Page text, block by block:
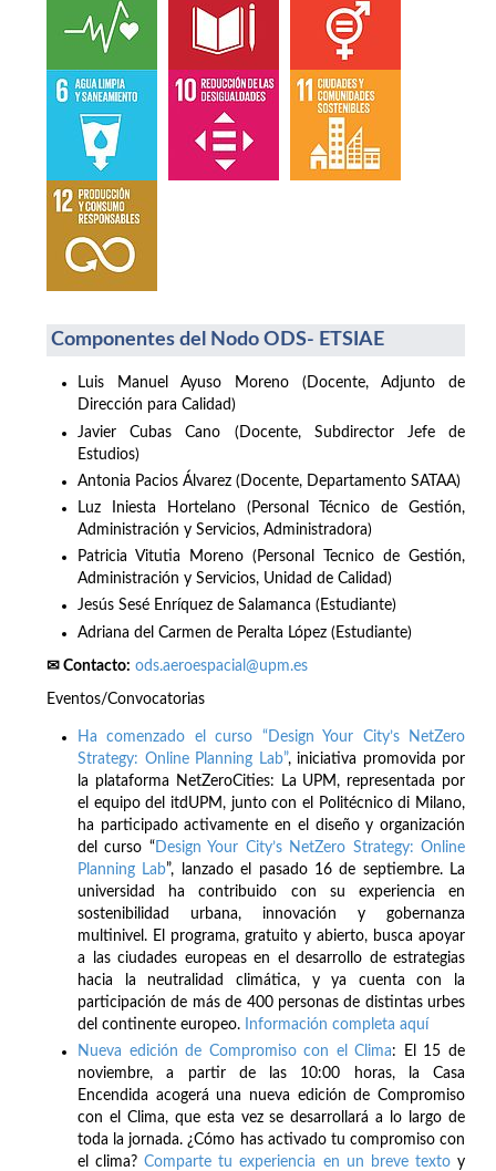
Componentes del Nodo ODS- ETSIAE
Luis Manuel Ayuso Moreno (Docente, Adjunto de
Dirección para Calidad)
Javier Cubas Cano (Docente, Subdirector Jefe de
Estudios)
Antonia Pacios Álvarez (Docente, Departamento SATAA)
Luz Iniesta Hortelano (Personal Técnico de Gestión,
Administración y Servicios, Administradora)
Patricia Vitutia Moreno (Personal Tecnico de Gestión,
Administración y Servicios, Unidad de Calidad)
Jesús Sesé Enríquez de Salamanca (Estudiante)
Adriana del Carmen de Peralta López (Estudiante)
✉ Contacto: ods.aeroespacial@upm.es
Eventos/Convocatorias
Ha comenzado el curso “Design Your City’s NetZero
Strategy: Online Planning Lab”, iniciativa promovida por
la plataforma NetZeroCities: La UPM, representada por
el equipo del itdUPM, junto con el Politécnico di Milano,
ha participado activamente en el diseño y organización
del curso “Design Your City’s NetZero Strategy: Online
Planning Lab”, lanzado el pasado 16 de septiembre. La
universidad ha contribuido con su experiencia en
sostenibilidad urbana, innovación y gobernanza
multinivel. El programa, gratuito y abierto, busca apoyar
a las ciudades europeas en el desarrollo de estrategias
hacia la neutralidad climática, y ya cuenta con la
participación de más de 400 personas de distintas urbes
del continente europeo.
Información completa aquí
Nueva edición de Compromiso con el Clima: El 15 de
noviembre, a partir de las 10:00 horas, la Casa
Encendida acogerá una nueva edición de Compromiso
con el Clima, que esta vez se desarrollará a lo largo de
toda la jornada. ¿Cómo has activado tu compromiso con
el clima?Comparte tu experiencia en un breve textoy